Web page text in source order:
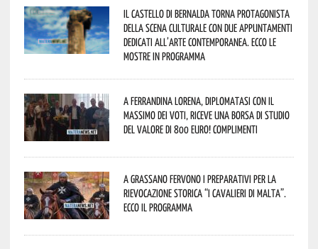
Il Castello di Bernalda torna protagonista
della scena culturale con due appuntamenti
dedicati all’arte contemporanea. Ecco le
mostre in programma
A Ferrandina Lorena, diplomatasi con il
massimo dei voti, riceve una borsa di studio
del valore di 800 euro! Complimenti
A Grassano fervono i preparativi per la
Rievocazione Storica “I CAVALIERI DI MALTA”.
Ecco il programma